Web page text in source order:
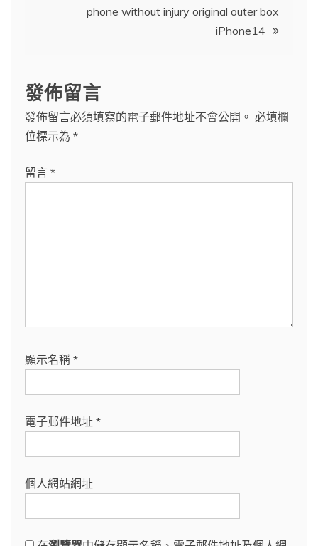
phone without injury original outer box
iPhone14
發佈留言
發佈留言必須填寫的電子郵件地址不會公開。 必填欄
位標示為 *
留言 *
顯示名稱 *
電子郵件地址 *
個人網站網址